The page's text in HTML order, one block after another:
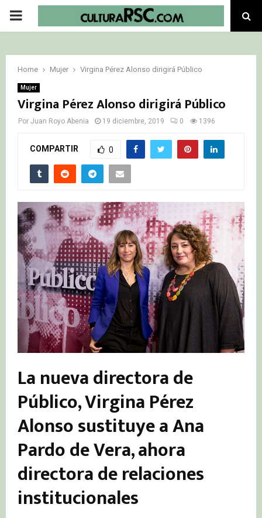
PRIMARY
Home Mujer Virgina Pérez Alonso dirigirá Público
Mujer
Virgina Pérez Alonso dirigirá Público
Por Juan Royo Abenia 19 diciembre, 2019 0 1396
COMPARTIR 0
La nueva directora de
Público, Virgina Pérez
Alonso sustituye a Ana
Pardo de Vera, ahora
directora de relaciones
institucionales